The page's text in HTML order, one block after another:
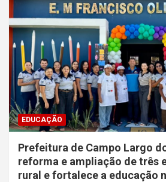
EDUCAÇÃO
Prefeitura de Campo Largo
reforma e ampliação de três
rural e fortalece a educação